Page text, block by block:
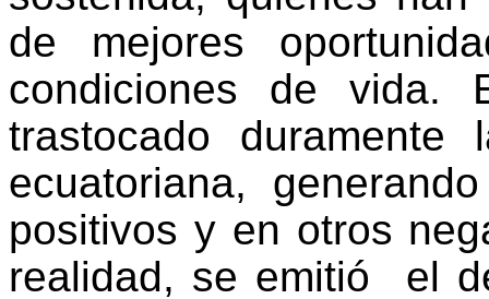
de mejores
condiciones de vida.
trastocado
ecuatoriana,
positivos y en otros
realidad, se emitió el